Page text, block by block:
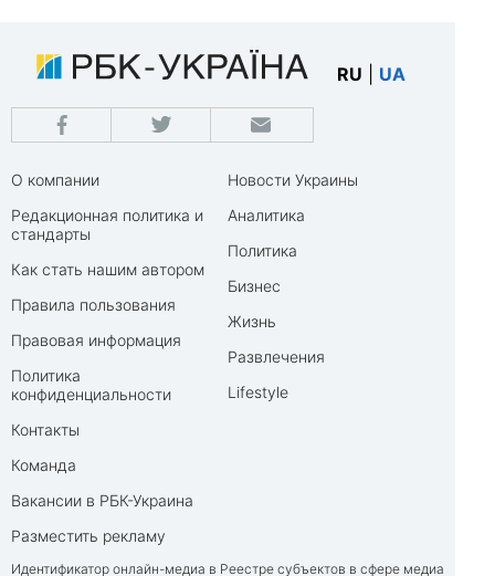
RU UA
О компании
Редакционная политика и
стандарты
Как стать нашим автором
Правила пользования
Правовая информация
Политика
конфиденциальности
Контакты
Команда
Вакансии в РБК-Украина
Разместить рекламу
Новости Украины
Аналитика
Политика
Бизнес
Жизнь
Развлечения
Lifestyle
Идентификатор онлайн-медиа в Реестре субъектов в сфере медиа